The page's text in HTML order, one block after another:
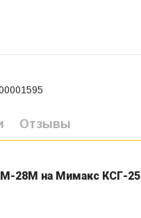
Отзывы
28М на Мимакс КСГ-25